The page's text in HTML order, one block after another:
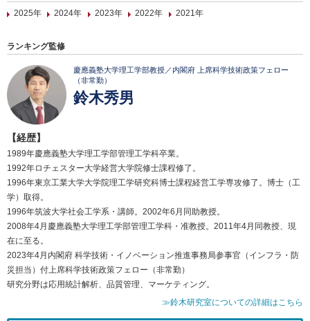
2025年
2024年 2023年 2022年 2021年
ランキング監修
慶應義塾大学理工学部教授／内閣府 上席科学技術政策フェロー
（非常勤）
鈴木秀男
【経歴】
1989年慶應義塾大学理工学部管理工学科卒業。
1992年ロチェスター大学経営大学院修士課程修了。
1996年東京工業大学大学院理工学研究科博士課程経営工学専攻修了。博士（工
学）取得。
1996年筑波大学社会工学系・講師。2002年6月同助教授。
2008年4月慶應義塾大学理工学部管理工学科・准教授。2011年4月同教授、現
在に至る。
2023年4月内閣府 科学技術・イノベーション推進事務局参事官（インフラ・防
災担当）付上席科学技術政策フェロー（非常勤）
研究分野は応用統計解析、品質管理、マーケティング。
≫鈴木研究室についての詳細はこちら